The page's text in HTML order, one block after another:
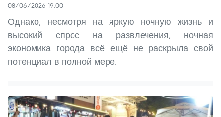
08/06/2026 19:00
Однако, несмотря на яркую ночную жизнь и
высокий спрос на развлечения, ночная
экономика города всё ещё не раскрыла свой
потенциал в полной мере.